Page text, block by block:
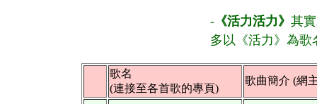
- 《活力活力》 其
多以《活力》為
歌名
(連接至各首歌的專頁)
歌曲簡介 (網